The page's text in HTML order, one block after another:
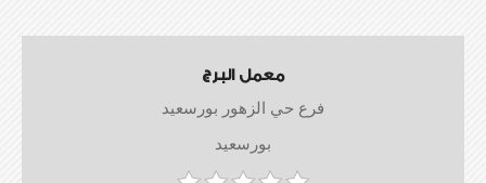
معمل البرج
فرع حي الزهور بورسعيد
بورسعيد